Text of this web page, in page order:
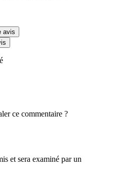
avis
ce commentaire ?
et sera examiné par un